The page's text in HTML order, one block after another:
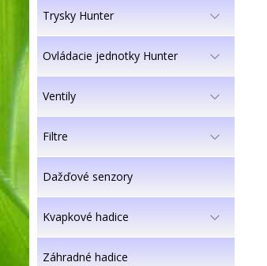
Trysky Hunter
Ovládacie jednotky Hunter
Ventily
Filtre
Dažďové senzory
Kvapkové hadice
Záhradné hadice